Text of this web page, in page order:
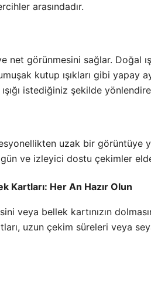
arasındadır.
görünmesini sağlar. Doğal
kutup ışıkları gibi yapay
istediğiniz şekilde
uzak bir görüntüye
ve izleyici dostu çekimler
Kartları: Her An Hazır Olun
veya bellek kartınızın
uzun çekim süreleri veya